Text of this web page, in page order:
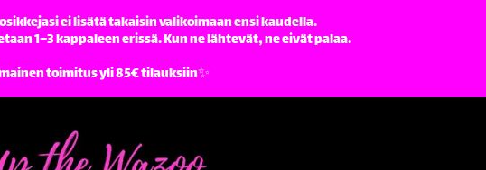
ei lisätä takaisin valikoimaan ensi kaudella.
1–3 kappaleen erissä. Kun ne lähtevät, ne eivät palaa.
toimitus yli 85€ tilauksiin✨️